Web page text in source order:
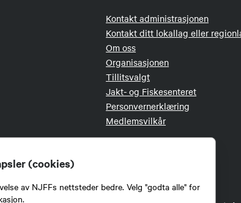
(cookies)
av NJFFs nettsteder bedre. Velg "godta alle" for
Kontakt administrasjonen
Kontakt ditt lokallag eller
Om oss
Organisasjonen
Tillitsvalgt
Jakt- og Fiskesenteret
Personvernerklæring
Medlemsvilkår